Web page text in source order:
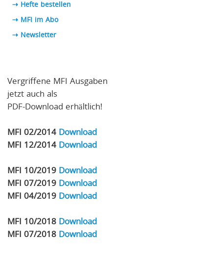
⇢ Hefte bestellen
⇢ MFI im Abo
⇢ Newsletter
Vergriffene MFI Ausgaben
jetzt auch als
PDF-Download erhältlich!
MFI 02/2014 Download
MFI 12/2014 Download
MFI 10/2019 Download
MFI 07/2019 Download
MFI 04/2019 Download
MFI 10/2018 Download
MFI 07/2018 Download